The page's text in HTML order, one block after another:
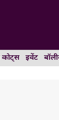
कोट्स इवेंट